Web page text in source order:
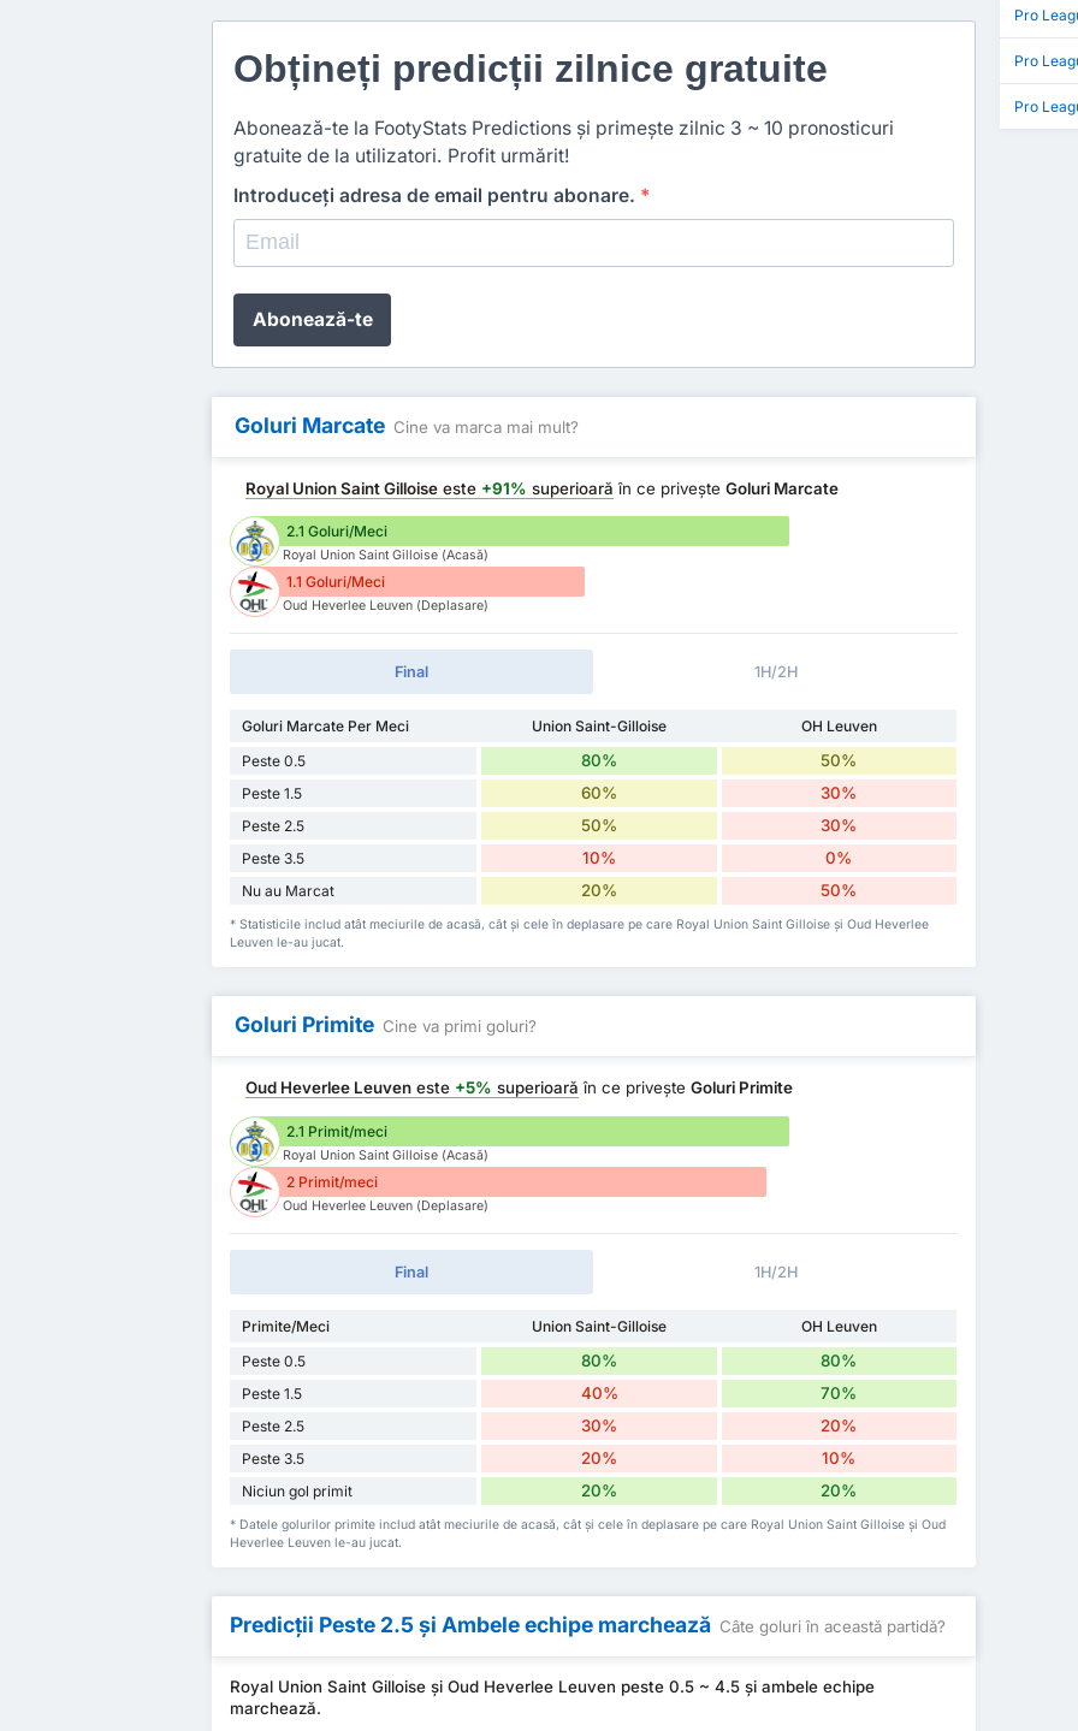
Obțineți predicții zilnice gratuite
Abonează-te la FootyStats Predictions și primește zilnic 3 ~ 10 pronosticuri
gratuite de la utilizatori. Profit urmărit!
Introduceți adresa de email pentru abonare. *
Abonează-te
Goluri Marcate Cine va marca mai mult?
Royal Union Saint Gilloise este +91% superioară în ce priveșteGoluri Marcate
2.1 Goluri/Meci
Royal Union Saint Gilloise (Acasă)
1.1 Goluri/Meci
Oud Heverlee Leuven (Deplasare)
Final 1H/2H
Goluri Marcate Per Meci Union Saint-Gilloise
OH Leuven
Peste 0.5
80% 50%
Peste 1.5 60% 30%
Peste 2.5 50% 30%
Peste 3.5 10% 0%
Nu au Marcat 20% 50%
* Statisticile includ atât meciurile de acasă, cât și cele în deplasare pe care Royal Union Saint Gilloise și Oud Heverlee
Leuven le-au jucat.
Goluri Primite Cine va primi goluri?
Oud Heverlee Leuven este +5% superioară în ce priveșteGoluri Primite
2.1 Primit/meci
Royal Union Saint Gilloise (Acasă)
2 Primit/meci
Oud Heverlee Leuven (Deplasare)
Final 1H/2H
Primite/Meci Union Saint-Gilloise
OH Leuven
Peste 0.5
80% 80%
Peste 1.5 40% 70%
Peste 2.5 30% 20%
Peste 3.5 20% 10%
Niciun gol primit 20% 20%
* Datele golurilor primite includ atât meciurile de acasă, cât și cele în deplasare pe care Royal Union Saint Gilloise și Oud
Heverlee Leuven le-au jucat.
Predicții Peste 2.5 și Ambele echipe marchează Câte goluri în această partidă?
Royal Union Saint Gilloise și Oud Heverlee Leuven peste 0.5 ~ 4.5 și ambele echipe
marchează.
Pro
Pro
Pro